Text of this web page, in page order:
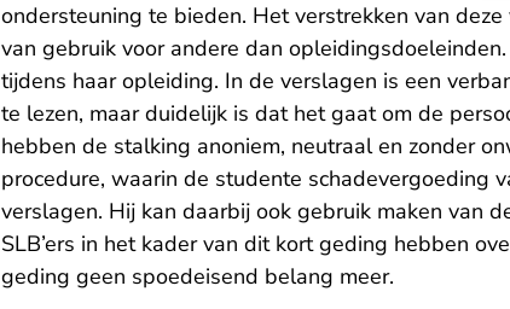
ondersteuning te bieden. Het verstrekken van
van gebruik voor andere dan
tijdens haar opleiding. In de verslagen is een
te lezen, maar duidelijk is dat het gaat om de
hebben de stalking anoniem, neutraal en zonder
procedure, waarin de studente schadevergoeding
verslagen. Hij kan daarbij ook gebruik maken van
SLB’ers in het kader van dit kort geding hebben
geding geen spoedeisend belang meer.